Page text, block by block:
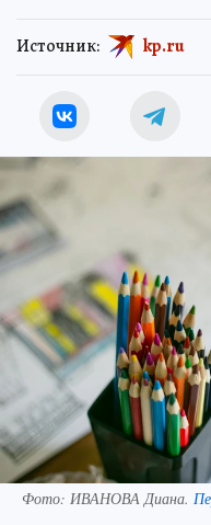
Источник: kp.ru
Фото: ИВАНОВА Диана.